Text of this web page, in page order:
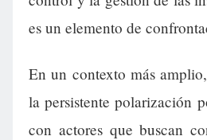
es un elemento de
En un contexto más
la persistente polarización
con actores que buscan